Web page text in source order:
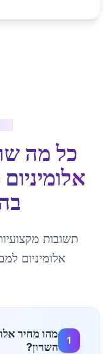
כל מה
ב
תשובות
אלומיניום
1
מהו מחיר
השרון?